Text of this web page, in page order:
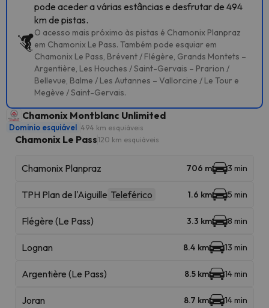
pode aceder a várias estâncias e desfrutar de 494
km de pistas.
O acesso mais próximo às pistas é Chamonix Planpraz
em Chamonix Le Pass. Também pode esquiar em
Chamonix Le Pass, Brévent / Flégère, Grands Montets –
Argentière, Les Houches / Saint-Gervais – Prarion /
Bellevue, Balme / Les Autannes – Vallorcine / Le Tour e
Megève / Saint-Gervais.
Chamonix Montblanc Unlimited
Dominio esquiável 494 km esquiáveis
Chamonix Le Pass120 km esquiáveis
Chamonix Planpraz 706 m 3 min
TPH Plan de l'Aiguille Teleférico 1.6 km 5 min
Flégère (Le Pass) 3.3 km 8 min
Lognan 8.4 km 13 min
Argentière (Le Pass) 8.5 km 14 min
Joran 8.7 km 14 min